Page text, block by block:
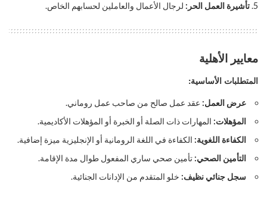
تأشيرة العمل الحر: لرجال الأعمال والعاملين لحسابهم الخاص.
معايير الأهلية
المتطلبات الأساسية:
عرض العمل: عقد عمل صالح من صاحب عمل روماني.
المؤهلات: المهارات ذات الصلة أو الخبرة أو المؤهلات الأكاديمية.
الكفاءة اللغوية: الكفاءة في اللغة الرومانية أو الإنجليزية ميزة إضافية.
التأمين الصحي: تأمين صحي ساري المفعول طوال مدة الإقامة.
سجل جنائي نظيف: خلو المتقدم من الإدانات الجنائية.